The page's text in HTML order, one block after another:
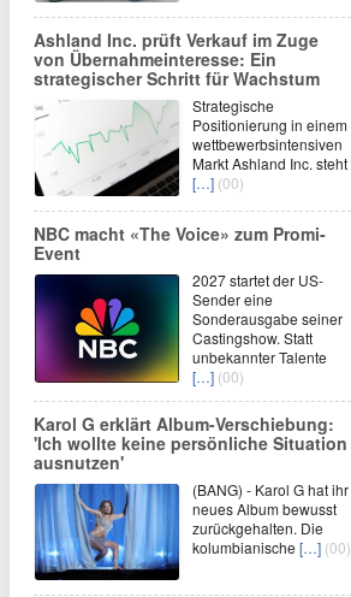
Ashland Inc. prüft Verkauf im Zuge
von Übernahmeinteresse: Ein
strategischer Schritt für Wachstum
Strategische
Positionierung in einem
wettbewerbsintensiven
Markt Ashland Inc. steht
[…] (00)
NBC macht «The Voice» zum Promi-
Event
2027 startet der US-
Sender eine
Sonderausgabe seiner
Castingshow. Statt
unbekannter Talente
[…] (00)
Karol G erklärt Album-Verschiebung:
'Ich wollte keine persönliche Situation
ausnutzen'
(BANG) - Karol G hat ihr
neues Album bewusst
zurückgehalten. Die
kolumbianische […] (00)